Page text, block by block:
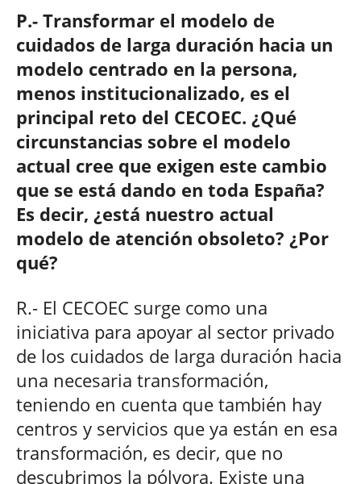
P.- Transformar el modelo de
cuidados de larga duración hacia un
modelo centrado en la persona,
menos institucionalizado, es el
principal reto del CECOEC. ¿Qué
circunstancias sobre el modelo
actual cree que exigen este cambio
que se está dando en toda España?
Es decir, ¿está nuestro actual
modelo de atención obsoleto? ¿Por
qué?
R.- El CECOEC surge como una
iniciativa para apoyar al sector privado
de los cuidados de larga duración hacia
una necesaria transformación,
teniendo en cuenta que también hay
centros y servicios que ya están en esa
transformación, es decir, que no
descubrimos la pólvora. Existe una